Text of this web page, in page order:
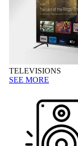
TELEVISIONS
SEE MORE